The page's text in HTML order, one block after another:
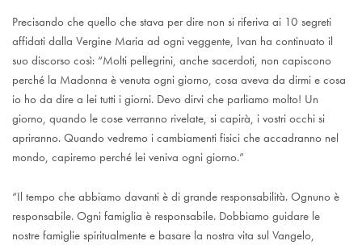
Precisando che quello che stava per dire non si riferiva ai 10 segreti
affidati dalla Vergine Maria ad ogni veggente, Ivan ha continuato il
suo discorso così: “Molti pellegrini, anche sacerdoti, non capiscono
perché la Madonna è venuta ogni giorno, cosa aveva da dirmi e cosa
io ho da dire a lei tutti i giorni. Devo dirvi che parliamo molto! Un
giorno, quando le cose verranno rivelate, si capirà, i vostri occhi si
apriranno. Quando vedremo i cambiamenti fisici che accadranno nel
mondo, capiremo perché lei veniva ogni giorno.”
“Il tempo che abbiamo davanti è di grande responsabilità. Ognuno è
responsabile. Ogni famiglia è responsabile. Dobbiamo guidare le
nostre famiglie spiritualmente e basare la nostra vita sul Vangelo,